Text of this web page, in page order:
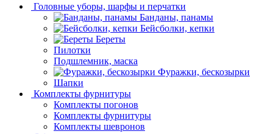
Головные уборы, шарфы и перчатки
Банданы, панамы
Бейсболки, кепки
Береты
Пилотки
Подшлемник, маска
Фуражки, бескозырки
Шапки
Комплекты фурнитуры
Комплекты погонов
Комплекты фурнитуры
Комплекты шевронов